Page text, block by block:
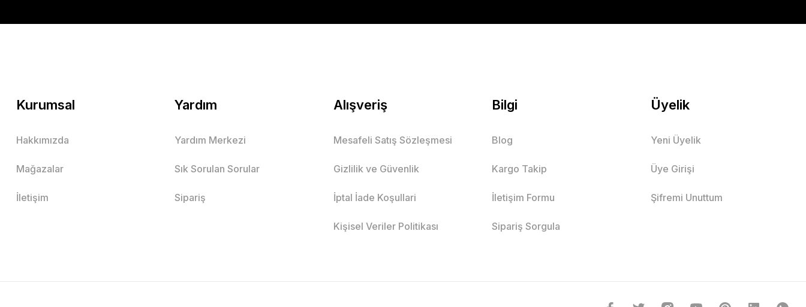
Kurumsal
Hakkımızda
Mağazalar
İletişim
Yardım
Yardım Merkezi
Sık Sorulan Sorular
Sipariş
Alışveriş
Mesafeli Satış Sözleşmesi
Gizlilik ve Güvenlik
İptal İade Koşullari
Kişisel Veriler Politikası
Bilgi
Blog
Kargo Takip
İletişim Formu
Sipariş Sorgula
Üyelik
Yeni Üyelik
Üye Girişi
Şifremi Unuttum